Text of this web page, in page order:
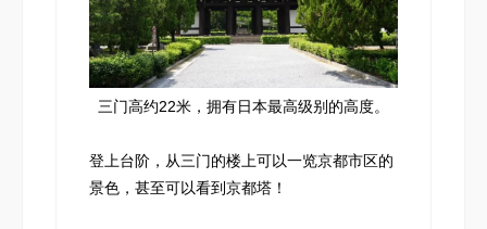
三门高约22米，拥有日本最高级别的高度。
登上台阶，从三门的楼上可以一览京都市区的
景色，甚至可以看到京都塔！